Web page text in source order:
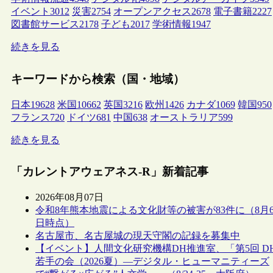
イベント 3012 災害2754 オープンアクセス2678 電子書籍2227
図書館サービス2178 子ども2017 学術情報1947
続きを見る
キーワードから検索（国・地域）
日本19628 米国 10662 英国3216 欧州 1426 カナダ1069 韓国950
フランス720 ドイツ681 中国638 オーストラリア599
続きを見る
「カレントアウェアネス-R」新着記事
2026年08月07日
令和8年熊本地震による文化財等の被害が83件に（8月
日時点）
名古屋市、名古屋城の現天守閣の記録を募集中
【イベント】人間文化研究機構DH推進室、「第5回
若手の会（2026夏）―デジタル・ヒューマニティーズ